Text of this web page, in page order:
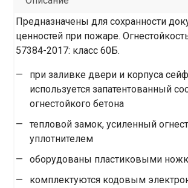
Предназначены для сохранности
ценностей при пожаре.
57384-2017: класс 60Б.
при заливке двери и корпуса
используется запатентованный
огнестойкого бетона
тепловой замок, усиленный
уплотнителем
оборудованы пластиковыми
комплектуются кодовым